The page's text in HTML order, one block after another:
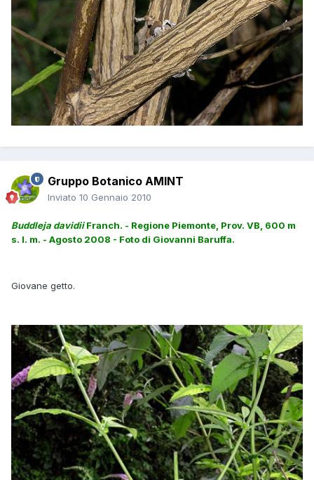
Gruppo Botanico AMINT
Inviato 10 Gennaio 2010
Buddleja davidiiFranch. - Regione Piemonte, Prov. VB, 600 m
s. l. m. - Agosto 2008 - Foto di Giovanni Baruffa.
Giovane getto.